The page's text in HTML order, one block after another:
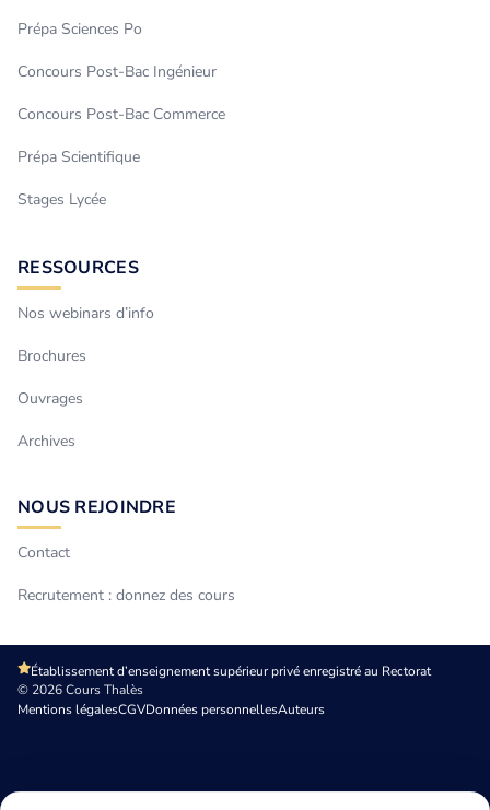
Prépa Sciences Po
Concours Post-Bac Ingénieur
Concours Post-Bac Commerce
Prépa Scientifique
Stages Lycée
RESSOURCES
Nos webinars d’info
Brochures
Ouvrages
Archives
NOUS REJOINDRE
Contact
Recrutement : donnez des cours
Établissement d’enseignement supérieur privé enregistré au Rectorat
© 2026 Cours Thalès
Mentions légalesCGVDonnées personnellesAuteurs